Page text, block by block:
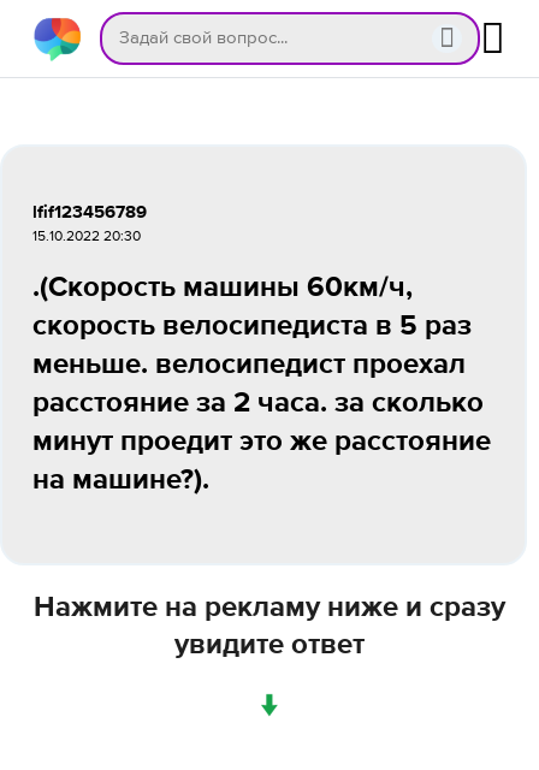
lfif123456789
15.10.2022 20:30
.(Скорость машины 60км/ч,
скорость велосипедиста в 5 раз
меньше. велосипедист проехал
расстояние за 2 часа. за сколько
минут проедит это же расстояние
на машине?).
Нажмите на рекламу ниже и сразу
увидите ответ
↓